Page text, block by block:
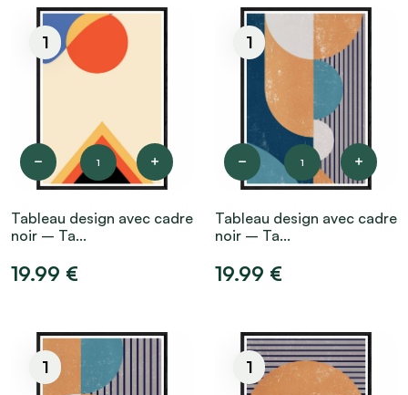
1
1
Tableau design avec cadre
noir – Ta...
19.99 €
1
1
Tableau design avec cadre
noir – Ta...
19.99 €
1 1